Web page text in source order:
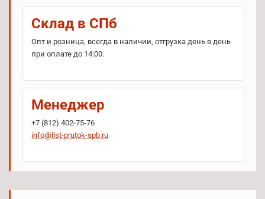
Склад в СПб
Опт и розница, всегда в наличии, отгрузка день в день
при оплате до 14:00.
Менеджер
+7 (812) 402-75-76
info@list-prutok-spb.ru